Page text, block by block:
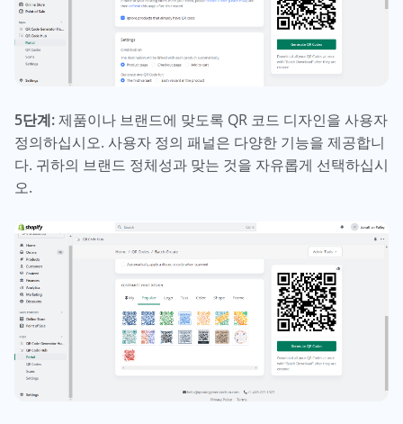
5단계:제품이나 브랜드에 맞도록 QR 코드 디자인을 사용자
정의하십시오. 사용자 정의 패널은 다양한 기능을 제공합니
다. 귀하의 브랜드 정체성과 맞는 것을 자유롭게 선택하십시
오.